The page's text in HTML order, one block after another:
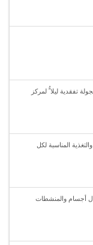
تفقدية ليلا ًُ لمركز
المناسبة لكل
أجسام والمنشطات